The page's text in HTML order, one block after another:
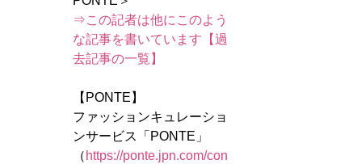
⇒この記者は他にこのよう
な記事を書いています【過
去記事の一覧】
【PONTE】
ファッションキュレーショ
ンサービス「PONTE」
（ https://ponte.jpn.com/con